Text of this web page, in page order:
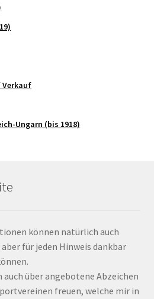
Verkauf
Ungarn (bis 1918)
können natürlich auch
für jeden Hinweis dankbar
über angebotene Abzeichen
freuen, welche mir in